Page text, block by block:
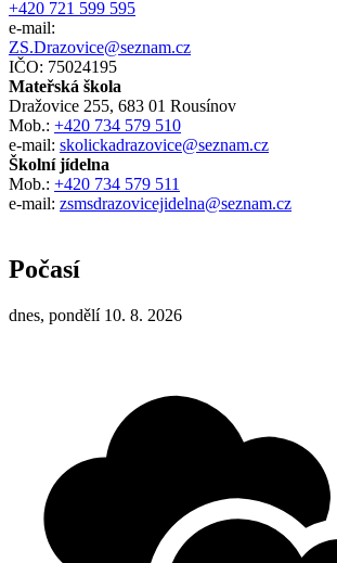
+420 721 599 595
e-mail:
ZS.Drazovice@seznam.cz
IČO: 75024195
Mateřská škola
Dražovice 255, 683 01 Rousínov
Mob.: +420 734 579 510
e-mail: skolickadrazovice@seznam.cz
Školní jídelna
Mob.: +420 734 579 511
e-mail: zsmsdrazovicejidelna@seznam.cz
Počasí
dnes, pondělí 10. 8. 2026